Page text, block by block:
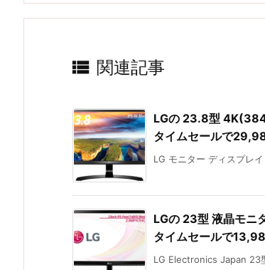
 関連記事
LGの 23.8型
タイムセールで
LG モニター ディスプレ
LGの 23型 液晶モ
タイムセールで
LG Electronics Japan 23